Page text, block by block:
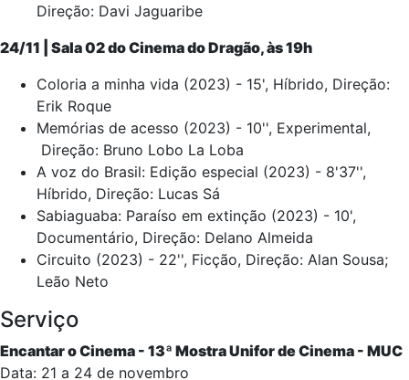
Direção: Davi Jaguaribe
24/11 | Sala 02 do Cinema do Dragão, às 19h
Coloria a minha vida (2023) - 15', Híbrido, Direção:
Erik Roque
Memórias de acesso (2023) - 10'', Experimental,
Direção: Bruno Lobo La Loba
A voz do Brasil: Edição especial (2023) - 8'37'',
Híbrido, Direção: Lucas Sá
Sabiaguaba: Paraíso em extinção (2023) - 10',
Documentário, Direção: Delano Almeida
Circuito (2023) - 22'', Ficção, Direção: Alan Sousa;
Leão Neto
Serviço
Encantar o Cinema - 13ª Mostra Unifor de Cinema - MUC
Data: 21 a 24 de novembro